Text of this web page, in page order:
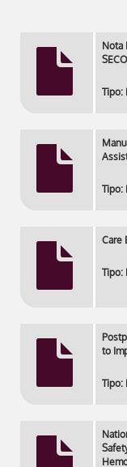
Nota
Tipo:
Tipo:
Care
Tipo:
to
Tipo: